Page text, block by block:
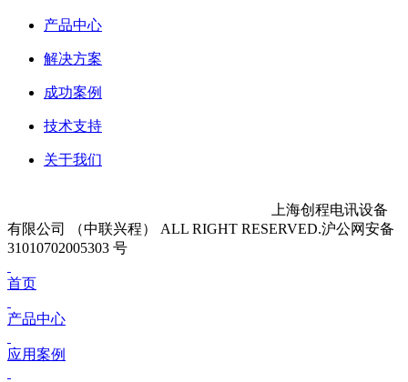
产品中心
解决方案
成功案例
技术支持
关于我们
上海创程电讯设备
有限公司 （中联兴程） ALL RIGHT RESERVED.沪公网安备
31010702005303 号
首页
产品中心
应用案例